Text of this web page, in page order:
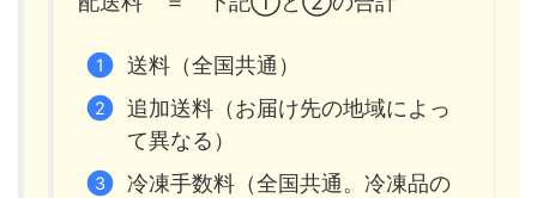
送料（全国共通）
追加送料（お届け先の地域によっ
て異なる）
冷凍手数料（全国共通。冷凍品の